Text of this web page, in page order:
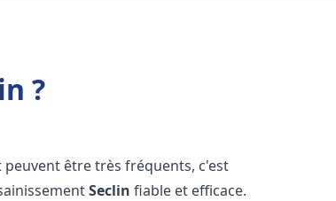
?
peuvent être très fréquents, c'est
Seclin fiable et efficace.